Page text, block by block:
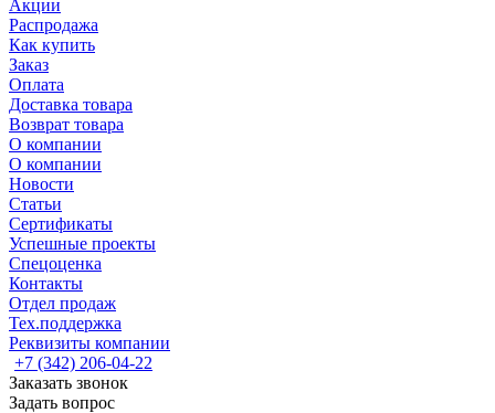
Акции
Распродажа
Как купить
Заказ
Оплата
Доставка товара
Возврат товара
О компании
О компании
Новости
Статьи
Сертификаты
Успешные проекты
Спецоценка
Контакты
Отдел продаж
Тех.поддержка
Реквизиты компании
+7 (342) 206-04-22
Заказать звонок
Задать вопрос